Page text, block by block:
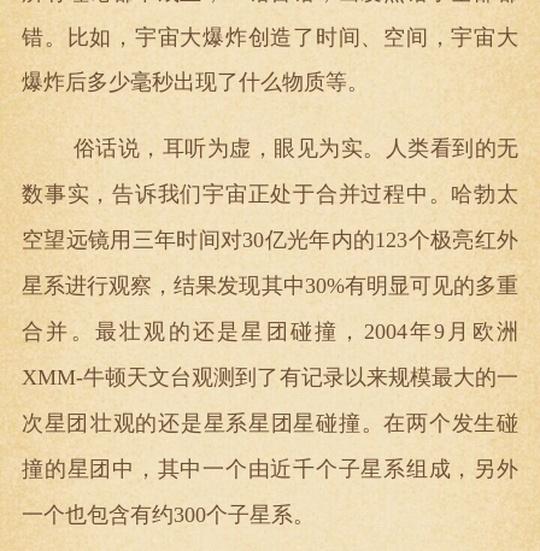
错。比如，宇宙大爆炸创造了时间、空间，宇宙大
爆炸后多少毫秒出现了什么物质等。
俗话说，耳听为虚，眼见为实。人类看到的无
数事实，告诉我们宇宙正处于合并过程中。哈勃太
空望远镜用三年时间对30亿光年内的123个极亮红外
星系进行观察，结果发现其中30%有明显可见的多重
合并。最壮观的还是星团碰撞， 2004年9月欧洲
XMM-牛顿天文台观测到了有记录以来规模最大的一
次星团壮观的还是星系星团星碰撞。在两个发生碰
撞的星团中，其中一个由近千个子星系组成，另外
一个也包含有约300个子星系。